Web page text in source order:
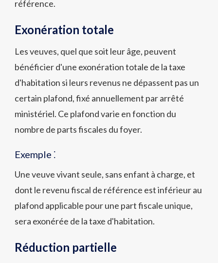
référence.
Exonération totale
Les veuves, quel que soit leur âge, peuvent
bénéficier d'une exonération totale de la taxe
d'habitation si leurs revenus ne dépassent pas un
certain plafond, fixé annuellement par arrêté
ministériel. Ce plafond varie en fonction du
nombre de parts fiscales du foyer.
Exemple ⁚
Une veuve vivant seule, sans enfant à charge, et
dont le revenu fiscal de référence est inférieur au
plafond applicable pour une part fiscale unique,
sera exonérée de la taxe d'habitation.
Réduction partielle